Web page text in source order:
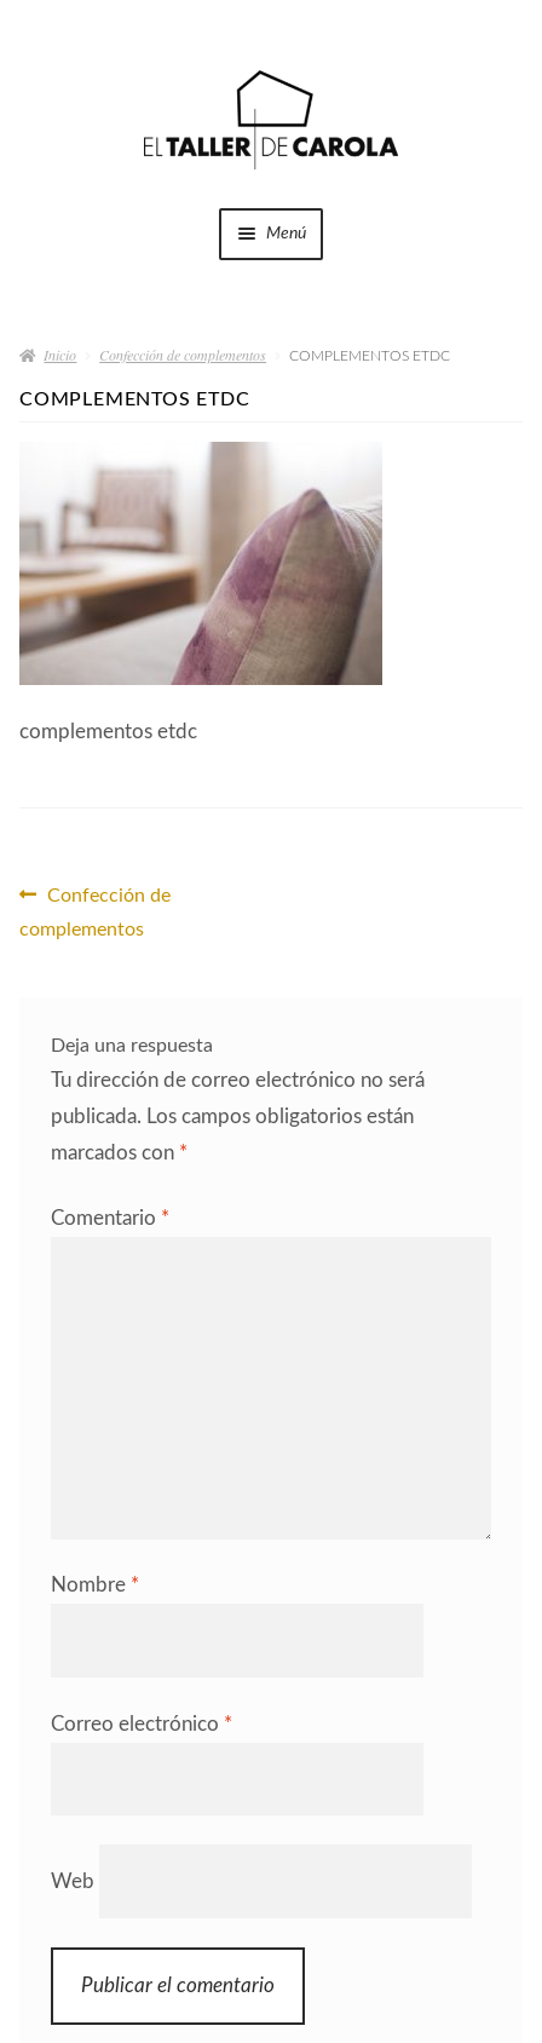
Menú
PROYECTOS
QUIÉNES SOMOS
CONTACTO
Inicio Confección de complementos COMPLEMENTOS ETDC
COMPLEMENTOS ETDC
complementos etdc
Navegación
de
Anterior:
Confección de
complementos
Deja una respuesta
Tu dirección de correo electrónico no será
publicada. Los campos obligatorios están
marcados con *
Comentario *
Nombre *
Correo electrónico *
Web